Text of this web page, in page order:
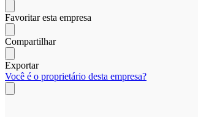
Favoritar esta empresa
Compartilhar
Exportar
Você é o proprietário desta empresa?